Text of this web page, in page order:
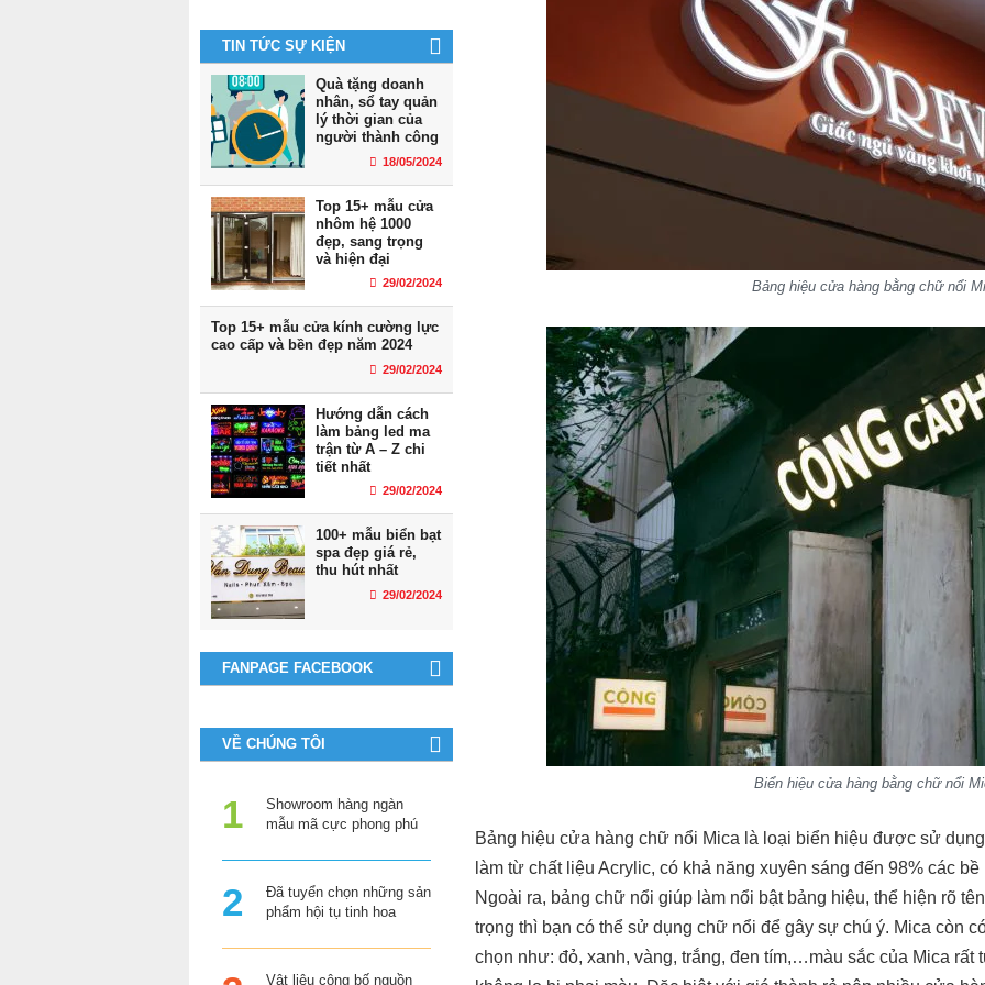
Bảng hiệu cửa hàng bằng chữ nổi
Biển hiệu cửa hàng bằng chữ nổi
Bảng hiệu cửa hàng chữ nổi Mica là loại biển hiệu được sử
làm từ chất liệu Acrylic, có khả năng xuyên sáng đến 98% các
Ngoài ra, bảng chữ nổi giúp làm nổi bật bảng hiệu, thể hiện rõ
trọng thì bạn có thể sử dụng chữ nổi để gây sự chú ý. Mica còn
chọn như: đỏ, xanh, vàng, trắng, đen tím,…màu sắc của Mica
TIN TỨC SỰ KIỆN
Quà tặng doanh
nhân, sổ tay quản
lý thời gian của
người thành công
18/05/2024
Top 15+ mẫu cửa
nhôm hệ 1000
đẹp, sang trọng
và hiện đại
29/02/2024
Top 15+ mẫu cửa kính cường lực
cao cấp và bền đẹp năm 2024
29/02/2024
Hướng dẫn cách
làm bảng led ma
trận từ A – Z chi
tiết nhất
29/02/2024
100+ mẫu biển bạt
spa đẹp giá rẻ,
thu hút nhất
29/02/2024
FANPAGE FACEBOOK
VỀ CHÚNG TÔI
Showroom hàng ngàn
mẫu mã cực phong phú
Đã tuyển chọn những sản
phẩm hội tụ tinh hoa
Vật liệu công bố nguồn